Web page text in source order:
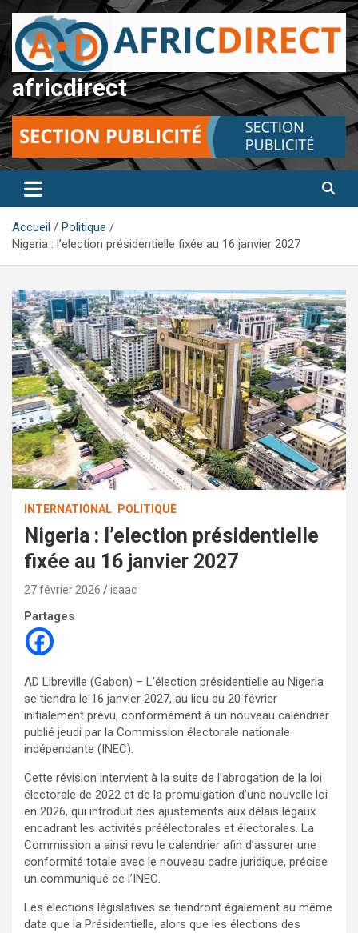
Aller
au
contenu
africdirect
Accueil
Politique
Nigeria : l’election présidentielle fixée au 16 janvier 2027
INTERNATIONAL POLITIQUE
Nigeria : l’election présidentielle
fixée au 16 janvier 2027
27 février 2026 isaac
Partages
AD Libreville (Gabon) – L’élection présidentielle au Nigeria
se tiendra le 16 janvier 2027, au lieu du 20 février
initialement prévu, conformément à un nouveau calendrier
publié jeudi par la Commission électorale nationale
indépendante (INEC).
Cette révision intervient à la suite de l’abrogation de la loi
électorale de 2022 et de la promulgation d’une nouvelle loi
en 2026, qui introduit des ajustements aux délais légaux
encadrant les activités préélectorales et électorales. La
Commission a ainsi revu le calendrier afin d’assurer une
conformité totale avec le nouveau cadre juridique, précise
un communiqué de l’INEC.
Les élections législatives se tiendront également au même
date que la Présidentielle, alors que les élections des